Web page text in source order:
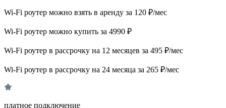
Wi-Fi роутер можно взять в аренду за 120 ₽/мес
Wi-Fi роутер можно купить за 4990 ₽
Wi-Fi роутер в рассрочку на 12 месяцев за 495 ₽/мес
Wi-Fi роутер в рассрочку на 24 месяца за 265 ₽/мес
платное подключение